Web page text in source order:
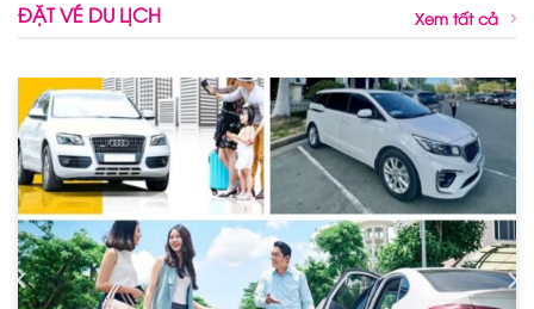
ĐẶT VÉ DU LỊCH Xem tất cả